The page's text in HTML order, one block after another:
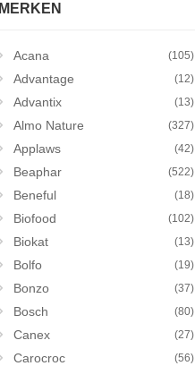
MERKEN
Acana (105)
Advantage (12)
Advantix (13)
Almo Nature (327)
Applaws (42)
Beaphar (522)
Beneful (18)
Biofood (102)
Biokat (13)
Bolfo (19)
Bonzo (37)
Bosch (80)
Canex (27)
Carocroc (56)